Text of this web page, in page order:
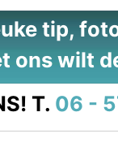
tip,
ons wilt
T. 06 -